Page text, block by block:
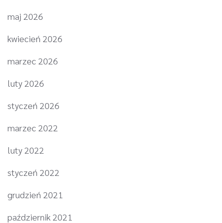
maj 2026
kwiecień 2026
marzec 2026
luty 2026
styczeń 2026
marzec 2022
luty 2022
styczeń 2022
grudzień 2021
październik 2021